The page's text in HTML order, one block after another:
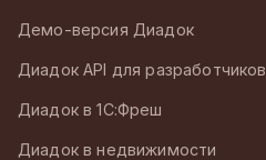
Демо-версия Диадок
Диадок API для разработчиков
Диадок в 1С:Фреш
Диадок в недвижимости